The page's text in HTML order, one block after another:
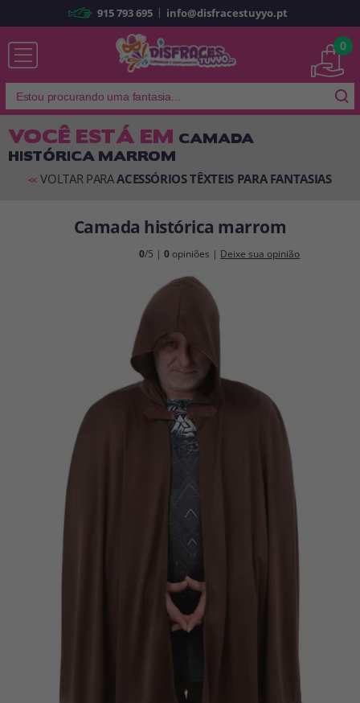
Já sou cliente
Lembrar-me Esqueceu sua senha?
É a minha primeira vez
Sou novo
disfracestuyyo.pt
compras rapidamente em nossa loja virtual, verificar o status de seus
pedidos e consultar suas operações anteriores.
Vá em frente! Estávamos esperando por você.
CRIAR CONTA
915 793 695 | info@disfracestuyyo.pt
0
VOCÊ ESTÁ EM CAMADA
HISTÓRICA MARROM
<< VOLTAR PARAACESSÓRIOS TÊXTEIS PARA FANTASIAS
Camada histórica marrom
0/5 |0 opiniões | Deixe sua opinião